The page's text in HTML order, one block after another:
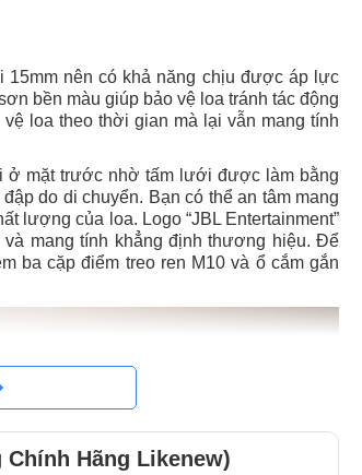
nên có khả năng chịu được áp lực
bền màu giúp bảo vệ loa tránh tác động
loa theo thời gian mà lại vẫn mang tính
ở mặt trước nhờ tấm lưới được làm bằng
do di chuyển. Bạn có thể an tâm mang
lượng của loa. Logo “JBL Entertainment”
mang tính khẳng định thương hiệu. Để
ba cặp điểm treo ren M10 và ổ cắm gắn
Chính Hãng Likenew)